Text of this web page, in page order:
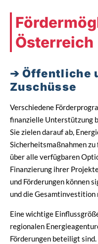
Österreich
Öffentliche
Zuschüsse
Verschiedene
finanzielle Unterstützung
Sie zielen darauf ab,
Sicherheitsmaßnahmen
über alle verfügbaren
Finanzierung ihrer
und Förderungen können
und die Gesamtinvestition
Eine wichtige
regionalen
Förderungen beteiligt